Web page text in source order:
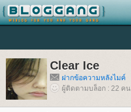
Clear Ice
ฝากข้อความหลังไมค์
ผู้ติดตามบล็อก : 22 คน